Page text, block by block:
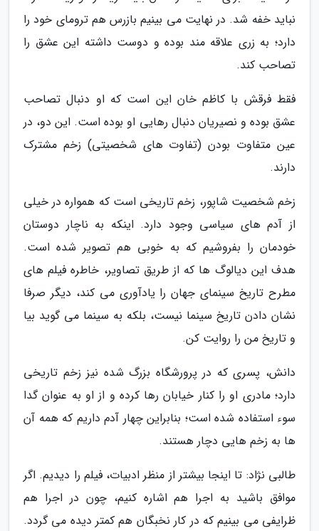
نباید خفه شد. در نهایت می بینیم بازرس هم ترومای خود را
دارد؛ به زری علاقه مند بوده و دوست داشته این عشق را
تصاحب کند.
فقط فرقش با کاظم خان این است که او دنبال تصاحب
عشق بوده و نصیریان دنبال رهایی او بوده است. این دو، در
عین متفاوت بودن (تفاوت های شخصیتی) زخم مشترک
دارند.
زخم شخصیت شاپور، زخم تاریخی است که همواره در خیلی
از آدم های سیاسی وجود دارد. اینکه به ناچار دوستان
خودمان را بفروشیم که به خوبی هم تصویر شده است.
هدف این دیالوگ ها که از طریق تصاویر، خاطره فیلم های
مطرح تاریخ سینمای جهان را یادآوری می کند، دیگر صرفا
نشان دادن تاریخ سینما نیست، بلکه به سینما می گوید بیا
و تاریخ من را روایت کن.
دانش، پسری که در پرورشگاه بزرگ شده نیز زخم تاریخی
دارد؛ مادری او را کنار خیابان رها کرده و از او به عنوان گدا
سوء استفاده شده است؛ بنابراین چهار آدم داریم که همه آن
ها به زخم هایی دچار هستند.
طالبی نژاد: تا اینجا بیشتر از منظر ادبیات، فیلم را دیدیم. اگر
موافق باشید به اجرا هم اشاره کنیم، چون در اجرا هم
ظرایفی می بینیم که در کار نخبگان هم کمتر دیده می گردد.